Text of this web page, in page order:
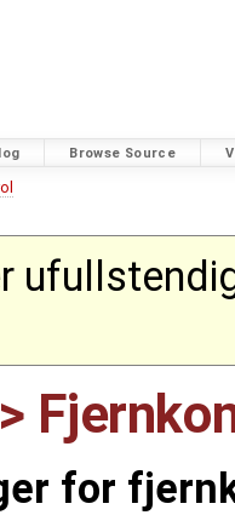
Browse Source
for